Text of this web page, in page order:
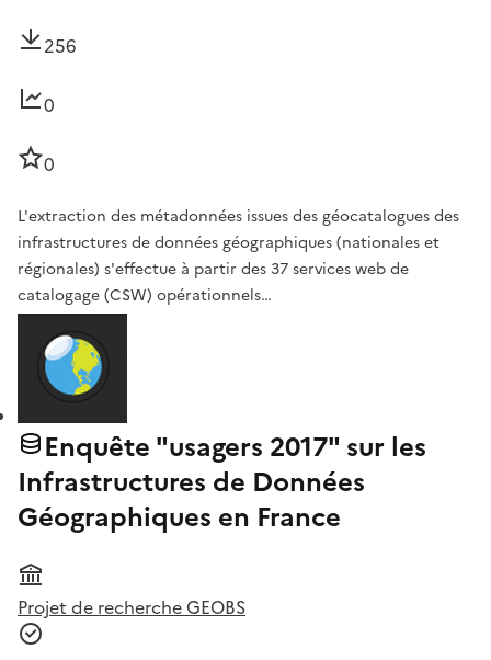
256
0
0
L'extraction des métadonnées issues des géocatalogues des
infrastructures de données géographiques (nationales et
régionales) s'effectue à partir des 37 services web de
catalogage (CSW) opérationnels…
Enquête "usagers 2017" sur les
Infrastructures de Données
Géographiques en France
Projet de recherche GEOBS